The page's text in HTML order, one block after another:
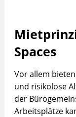
Spaces
Vor allem
und risikolose
der
Arbeitsplätze